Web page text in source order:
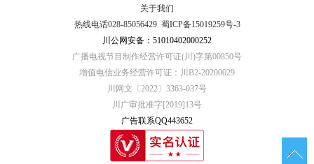
关于我们
热线电话028-85056429 蜀ICP备15019259号-3
川公网安备：51010402000252
广播电视节目制作经营许可证(川)字第00850号
增值电信业务经营许可证：川B2-20200029
川网文〔2022〕3363-037号
川广审批准字[2019]13号
广告联系QQ443652